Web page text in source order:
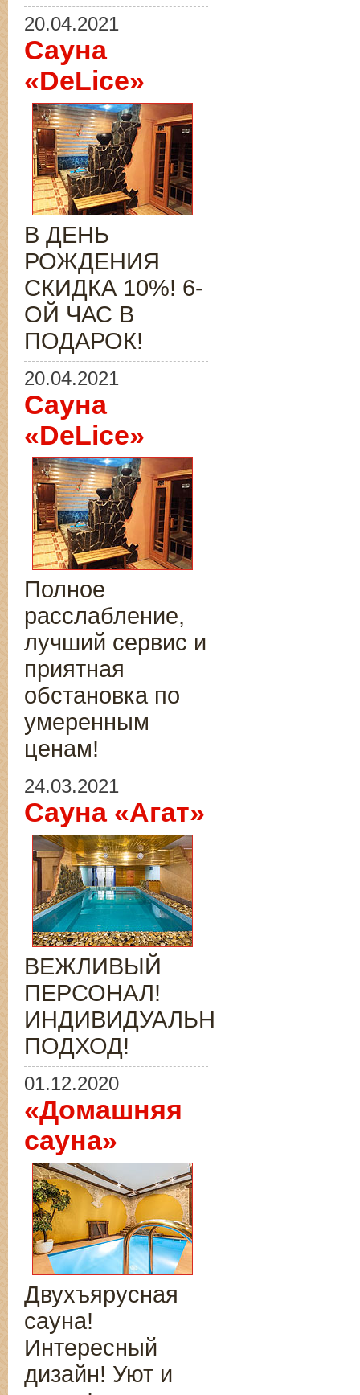
20.04.2021
Сауна
«DeLice»
В ДЕНЬ
РОЖДЕНИЯ
СКИДКА 10%! 6-
ОЙ ЧАС В
ПОДАРОК!
20.04.2021
Сауна
«DeLice»
Полное
расслабление,
лучший сервис и
приятная
обстановка по
умеренным
ценам!
24.03.2021
Сауна «Агат»
ВЕЖЛИВЫЙ
ПЕРСОНАЛ!
ИНДИВИДУАЛЬНЫЙ
ПОДХОД!
01.12.2020
«Домашняя
сауна»
Двухъярусная
сауна!
Интересный
дизайн! Уют и